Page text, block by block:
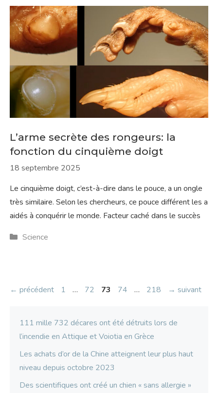
L’arme secrète des rongeurs: la
fonction du cinquième doigt
18 septembre 2025
Le cinquième doigt, c’est-à-dire dans le pouce, a un ongle
très similaire. Selon les chercheurs, ce pouce différent les a
aidés à conquérir le monde. Facteur caché dans le succès
Catégories
Science
← précédent Page
1 … Page
72 Page
73 Page
74 … Page
218 → suivant
111 mille 732 décares ont été détruits lors de
l’incendie en Attique et Voiotia en Grèce
Les achats d’or de la Chine atteignent leur plus haut
niveau depuis octobre 2023
Des scientifiques ont créé un chien « sans allergie »